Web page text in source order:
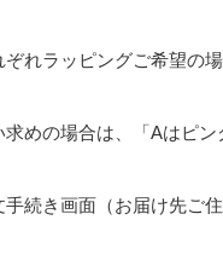
ぞれラッピングご希望の
めの場合は、「Aはピ
続き画面（お届け先ご